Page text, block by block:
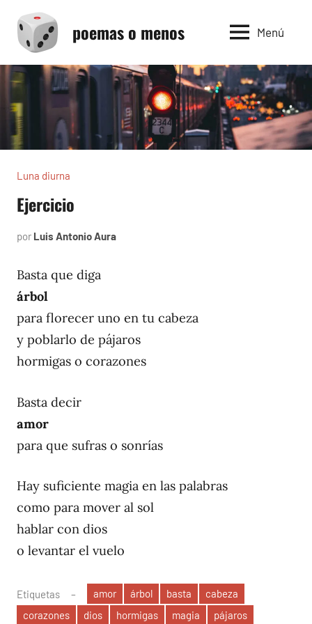
contenido
poemas o menos Menú
Luna diurna
Ejercicio
por Luis Antonio Aura
Basta que diga
árbol
para florecer uno en tu cabeza
y poblarlo de pájaros
hormigas o corazones
Basta decir
amor
para que sufras o sonrías
Hay suficiente magia en las palabras
como para mover al sol
hablar con dios
o levantar el vuelo
Etiquetas amor árbol basta
cabeza
corazones
dios hormigas magia
pájaros